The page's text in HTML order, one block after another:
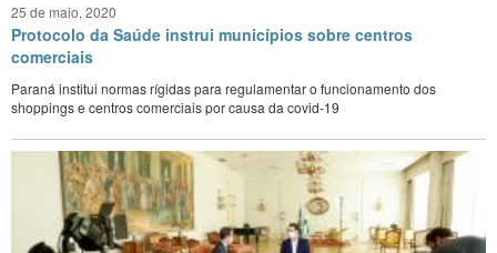
25 de maio, 2020
Protocolo da Saúde instrui municípios sobre centros
comerciais
Paraná institui normas rígidas para regulamentar o funcionamento dos
shoppings e centros comerciais por causa da covid-19